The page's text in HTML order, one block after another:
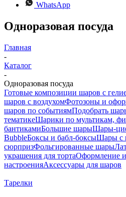
WhatsApp
Одноразовая посуда
Главная
-
Каталог
-
Одноразовая посуда
Готовые композиции шаров с
шаров с воздухомФотозоны и
шаров по событиямПодобрать
тематикеШарики по мультикам,
бантикамиБольшие шарыШары-
BubbleБоксы и бабл-боксыШары с
сюрпризФольгированные шары
украшения для тортаОформление
настроенияАксессуары для шаров
Тарелки